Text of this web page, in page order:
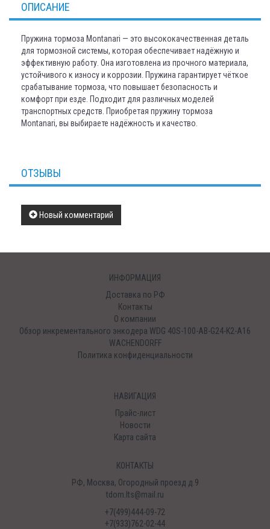
ОПИСАНИЕ
Пружина тормоза Montanari — это высококачественная деталь
для тормозной системы, которая обеспечивает надёжную и
эффективную работу. Она изготовлена из прочного материала,
устойчивого к износу и коррозии. Пружина гарантирует чёткое
срабатывание тормоза, что повышает безопасность и
комфорт при езде. Подходит для различных моделей
транспортных средств. Приобретая пружину тормоза
Montanari, вы выбираете надёжность и качество.
ОТЗЫВЫ
Новый комментарий
ИНФОРМАЦИЯ
Доставка по РФ
Контакты
О компании
Обзор инкрементального энкодера WDG 40S-100-AB-G24-K2-A16
WACHENDORFF
Политика конфиденциальности
НАВИГАЦИЯ
Прайс-лист
Новости
Карта сайта
КОНТАКТЫ
РФ, Москва, Огородный проезд д.9
tdom.lts@mail.ru
+7(499)444-09-72
+7(933)762-02-44